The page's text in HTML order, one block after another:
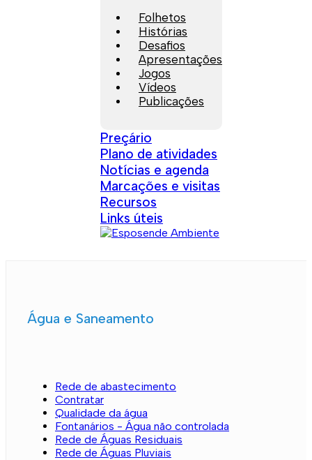
Folhetos
Histórias
Desafios
Apresentações
Jogos
Vídeos
Publicações
Preçário
Plano de atividades
Notícias e agenda
Marcações e visitas
Recursos
Links úteis
Água e Saneamento
Rede de abastecimento
Contratar
Qualidade da água
Fontanários - Água não controlada
Rede de Águas Residuais
Rede de Águas Pluviais